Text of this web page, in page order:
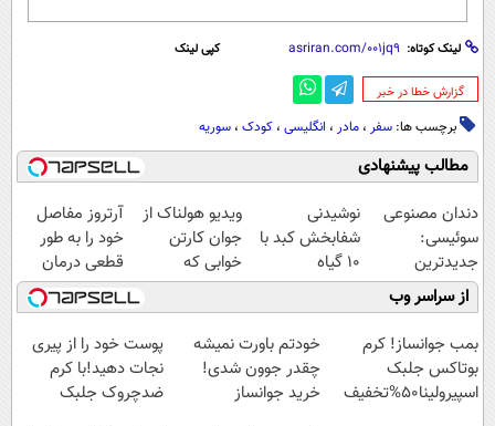
لینک کوتاه: کپی لینک
‌گزارش خطا در خبر
برچسب ها: سفر ، مادر ، انگلیسی ، کودک ، سوریه
مطالب پیشنهادی
دندان مصنوعی
سوئیسی:
جدیدترین
فناوری اروپا،
سبک و مقاوم |
پرداخت قسطی
نوشیدنی
شفابخش کبد با
10 گیاه
موثر(تخفیف تا
امشب)
ویدیو هولناک از
جوان کارتن
خوابی که
میلیاردر شد.
آموزش رایگان
آرتروز مفاصل
خود را به طور
قطعی درمان
کنید!
◗پرسش‌نامه◖
از سراسر وب
بمب جوانساز! کرم
بوتاکس جلبک
اسپیرولینا50%تخفیف
خودتم باورت نمیشه
چقدر جوون شدی!
خرید جوانساز
پوست خود را از پیری
نجات دهید!با کرم
ضدچروک جلبک